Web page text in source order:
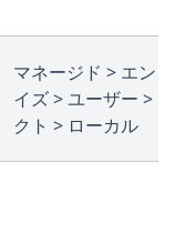
マネージド > エンタ
イズ > ユーザー > プ
クト > ローカル